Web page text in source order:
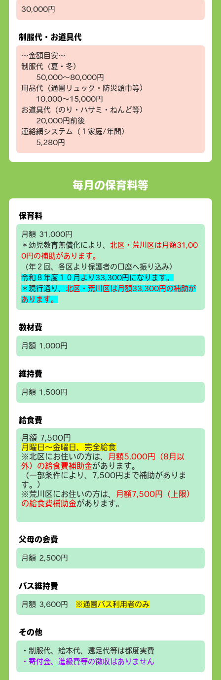
30,000円
制服代・お道具代
～金額目安～
制服代（夏・冬）
50,000～80,000円
用品代（通園リュック・防災頭巾等）
10,000～15,000円
お道具代（のり・ハサミ・ねんど等）
20,000円前後
連絡網システム（１家庭/年間）
5,280円
毎月の保育料等
保育料
月額 31,000円
＊幼児教育無償化により、 北区・荒川区は月額31,00
0円の補助があります。
（年２回、各区より保護者の口座へ振り込み）
令和８年度１０月より33,300円になります。
＊現行通り、 北区・荒川区は月額33,300円の補助が
あります。
教材費
月額 1,000円
維持費
月額 1,500円
給食費
月額 7,500円
月曜日～金曜日、完全給食
※北区にお住いの方は、
月額5,000円（8月以
外）の給食費補助金があります。
（一部条件により、7,500円まで補助がありま
す。）
※荒川区にお住いの方は、
月額7,500円（上限）
の給食費補助金があります。
父母の会費
月額 2,500円
バス維持費
月額 3,600円 ※通園バス利用者のみ
その他
・制服代、絵本代、遠足代等は都度実費
・寄付金、進級費等の徴収はありません